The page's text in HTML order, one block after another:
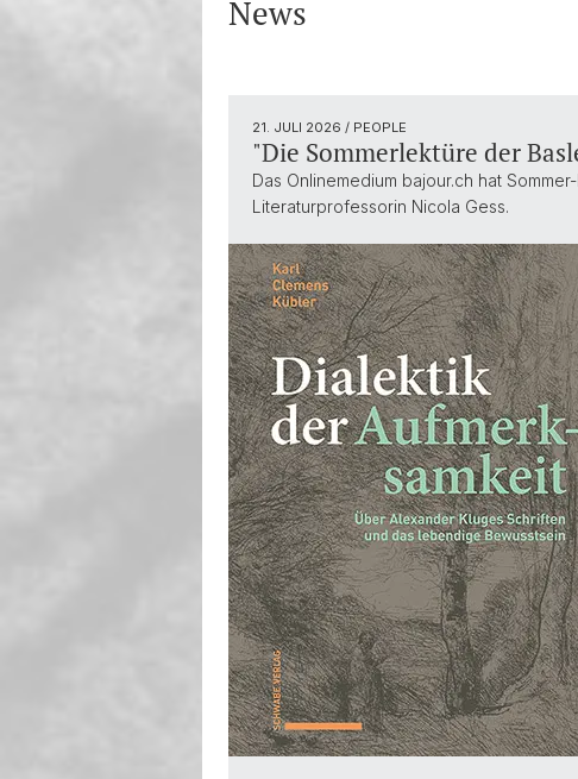
News
21. JULI 2026 / PEOPLE
"Die Sommerlektüre der
Das Onlinemedium bajour.ch hat
Literaturprofessorin Nicola Gess.